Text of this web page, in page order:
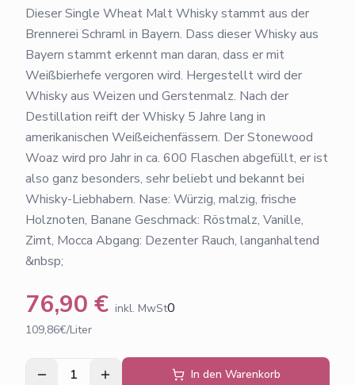
Dieser Single Wheat Malt Whisky stammt aus der
Brennerei Schraml in Bayern. Dass dieser Whisky aus
Bayern stammt erkennt man daran, dass er mit
Weißbierhefe vergoren wird. Hergestellt wird der
Whisky aus Weizen und Gerstenmalz. Nach der
Destillation reift der Whisky 5 Jahre lang in
amerikanischen Weißeichenfässern. Der Stonewood
Woaz wird pro Jahr in ca. 600 Flaschen abgefüllt, er ist
also ganz besonders, sehr beliebt und bekannt bei
Whisky-Liebhabern. Nase: Würzig, malzig, frische
Holznoten, Banane Geschmack: Röstmalz, Vanille,
Zimt, Mocca Abgang: Dezenter Rauch, langanhaltend
&nbsp;
76,90 € inkl. MwSt0
109,86€/Liter
1 In den Warenkorb